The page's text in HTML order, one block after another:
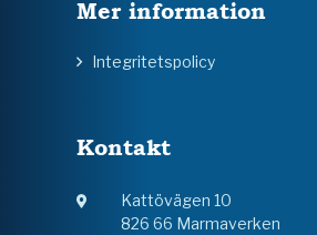
Mer information
Integritetspolicy
Kontakt
Kattövägen 10
826 66 Marmaverken